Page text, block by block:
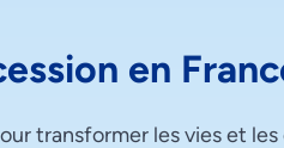
en
transformer les vies et